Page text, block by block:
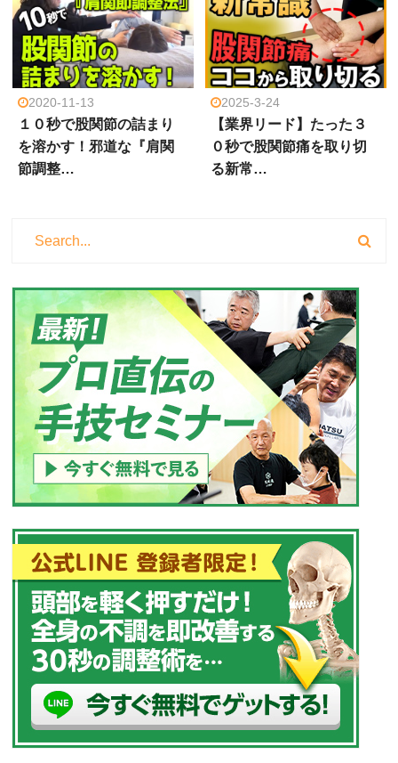
2020-11-13
１０秒で股関節の詰まり
を溶かす！邪道な『肩関
節調整…
2025-3-24
【業界リード】たった３
０秒で股関節痛を取り切
る新常…